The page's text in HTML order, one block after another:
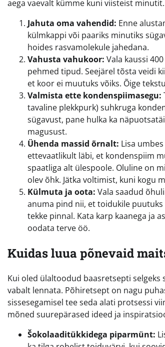
aega vaevalt kümme kuni viisteist
Jahuta oma vahendid: Enne
külmkappi või paariks minutiks
hoides rasvamolekule jahedana.
Vahusta vahukoor: Vala kaussi
pehmed tipud. Seejärel tõsta veidi
et koor ei muutuks võiks. Õige
Valmista ette kondenspiimasegu:
tavaline plekkpurk) suhkruga
sügavust, pane hulka ka
magusust.
Ühenda massid õrnalt: Lisa
ettevaatlikult läbi, et kondenspiim
spaatliga alt ülespoole. Oluline on
olev õhk. Jätka voltimist, kuni kogu
Külmuta ja oota: Vala saadud
anuma pind nii, et toidukile
tekke pinnal. Kata karp kaanega ja
oodata terve öö.
Kuidas luua põnevaid
Kui oled ülaltoodud baasretsepti
vabalt lennata. Põhiretsept on nagu
sissesegamisel tee seda alati protsessi
mõned suurepärased ideed ja
Šokolaaditükkidega piparmünt: